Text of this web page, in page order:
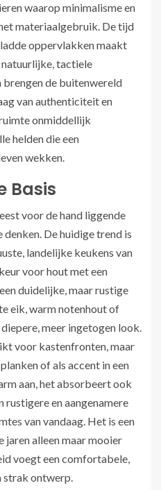
waarop minimalisme en
materiaalgebruik. De tijd
oppervlakken maakt
tactiele
brengen de buitenwereld
van authenticiteit en
onmiddellijk
helden die een
wekken.
Basis
voor de hand liggende
De huidige trend is
landelijke keukens van
voor hout met een
duidelijke, maar rustige
eik, warm notenhout of
meer ingetogen look.
voor kastenfronten, maar
of als accent in een
aan, het absorbeert ook
rustigere en aangenamere
van vandaag. Het is een
jaren alleen maar mooier
voegt een comfortabele,
strak ontwerp.